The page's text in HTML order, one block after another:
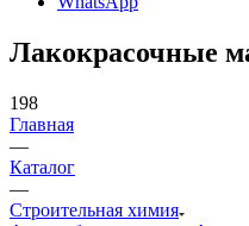
Лакокрасочные
198
Главная
—
Каталог
—
Строительная химия